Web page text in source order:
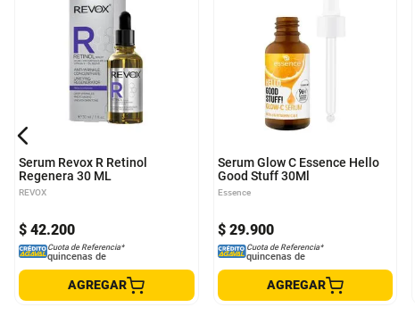
Serum Revox R Retinol
Regenera 30 ML
REVOX
$ 42.200
Cuota de Referencia*
quincenas de
AGREGAR
Serum Glow C Essence Hello
Good Stuff 30Ml
Essence
$ 29.900
Cuota de Referencia*
quincenas de
AGREGAR